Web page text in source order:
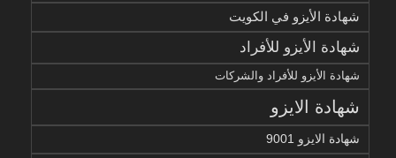
شهادة الأيزو في الكويت
شهادة الأيزو للأفراد
شهادة الأيزو للأفراد والشركات
شهادة الايزو
شهادة الايزو 9001